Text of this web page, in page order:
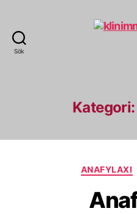
Sök
Kategori:
ANAFYLAXI